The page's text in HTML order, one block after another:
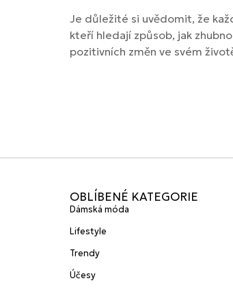
Je důležité si uvědomit, že
kteří hledají způsob, jak
pozitivních změn ve svém
OBLÍBENÉ KATEGORIE
Dámská móda
Lifestyle
Trendy
Účesy